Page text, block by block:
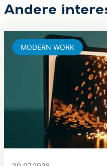
Andere
MODERN WORK